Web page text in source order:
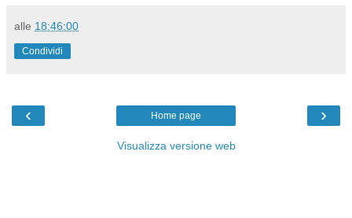
alle 18:46:00
Condividi
‹ ›
Home page
Visualizza versione web